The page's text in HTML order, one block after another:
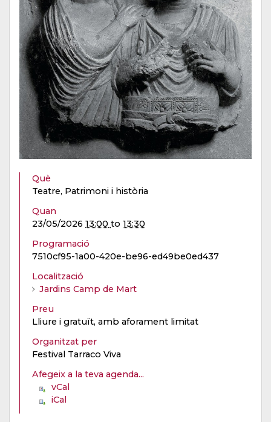
Què
Teatre, Patrimoni i història
Quan
23/05/2026 13:00 to 13:30
Programació
7510cf95-1a00-420e-be96-ed49be0ed437
Localització
Jardins Camp de Mart
Preu
Lliure i gratuït, amb aforament limitat
Organitzat per
Festival Tarraco Viva
Afegeix a la teva agenda...
vCal
iCal